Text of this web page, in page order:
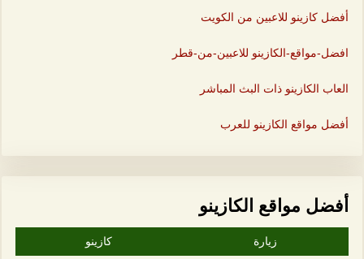
أفضل كازينو للاعبين من الكويت
افضل-مواقع-الكازينو للاعبين-من-قطر
العاب الكازينو ذات البث المباشر
أفضل مواقع الكازينو للعرب
أفضل مواقع الكازينو
زيارة كازينو